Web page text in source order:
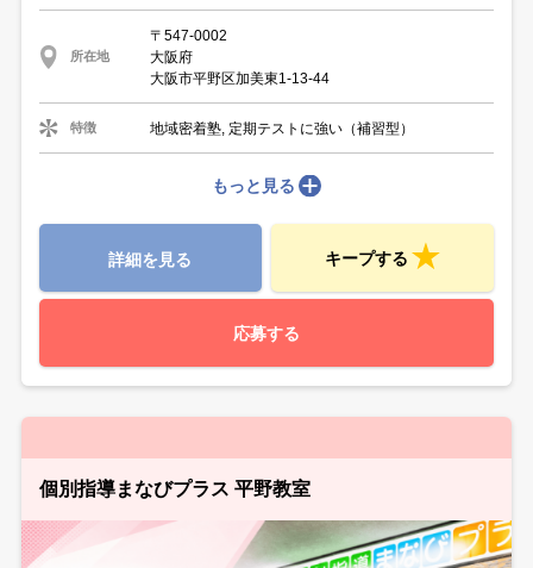
所在地
〒547-0002
大阪府
大阪市平野区加美東1-13-44
特徴 地域密着塾, 定期テストに強い（補習型）
もっと見る
詳細を見る キープする
応募する
個別指導まなびプラス 平野教室